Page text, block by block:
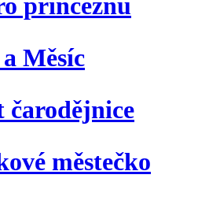
Měsíc
čarodějnice
městečko